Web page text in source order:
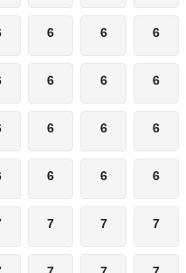
6 6 6
6 6 6
6 6 6
6 6 6
7 7 7